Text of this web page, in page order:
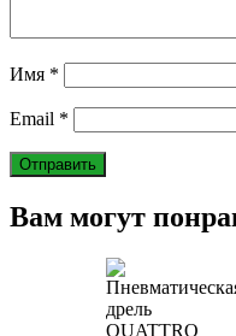
Имя *
Email *
Вам могут